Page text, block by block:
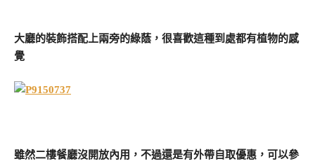
大廳的裝飾搭配上兩旁的綠蔭，很喜歡這種到處都有植物的感
覺
雖然二樓餐廳沒開放內用，不過還是有外帶自取優惠，可以參